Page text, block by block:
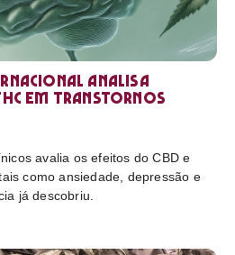
analisa
em transtornos
avalia os efeitos do CBD e
como ansiedade, depressão e
já descobriu.